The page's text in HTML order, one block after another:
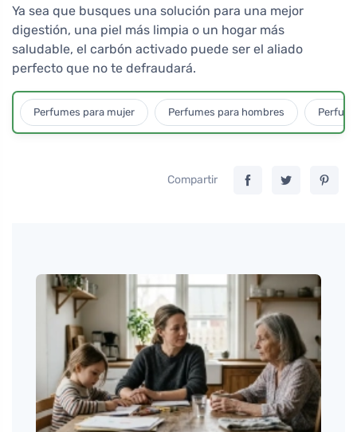
Ya sea que busques una solución para una mejor
digestión, una piel más limpia o un hogar más
saludable, el carbón activado puede ser el aliado
perfecto que no te defraudará.
Perfumes para mujer Perfumes para hombres
Compartir